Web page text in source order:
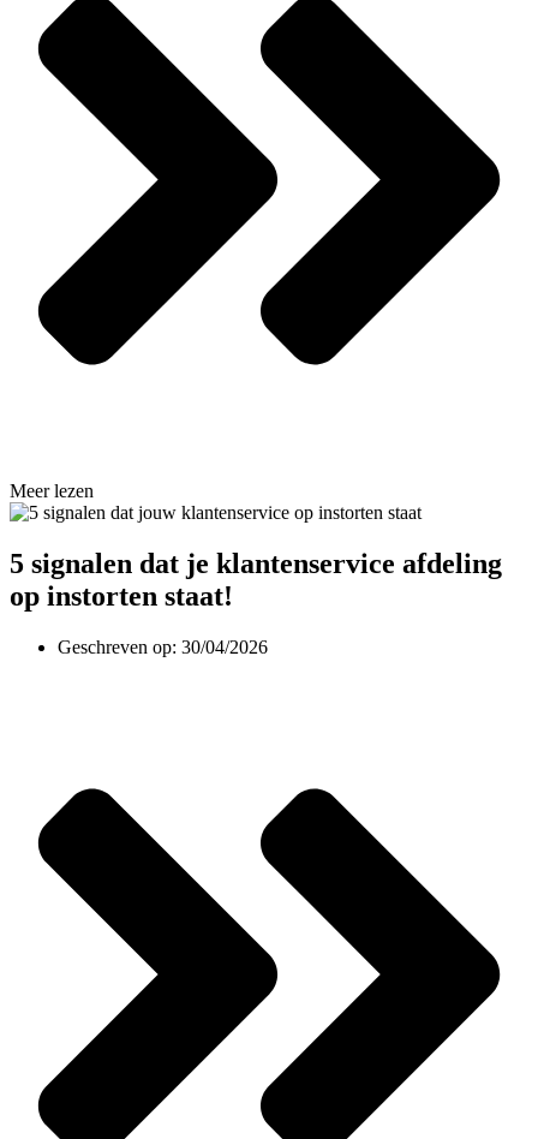
Meer lezen
5 signalen dat je klantenservice afdeling
op instorten staat!
Geschreven op: 30/04/2026